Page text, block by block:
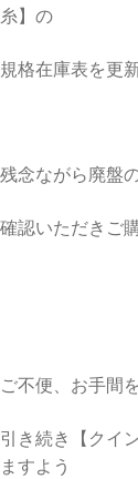
糸】の
規格在庫表を更
残念ながら廃盤
確認いただきご
ご不便、お手間
引き続き【クイ
ますよう